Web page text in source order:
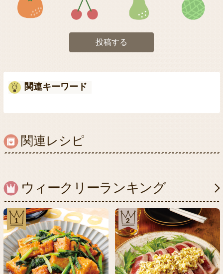
投稿する
関連キーワード
関連レシピ
ウィークリーランキング
1 2